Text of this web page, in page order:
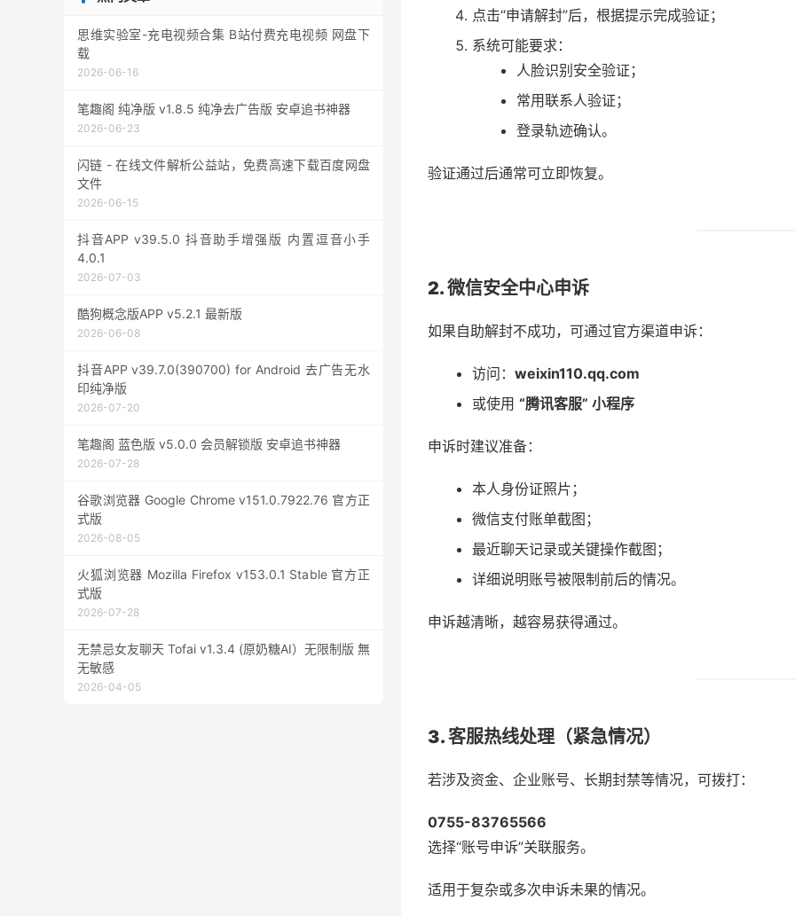
点击“申请解封”后，根据提示完成验证；
系统可能要求：
人脸识别安全验证；
常用联系人验证；
登录轨迹确认。
验证通过后通常可立即恢复。
2. 微信安全中心申诉
如果自助解封不成功，可通过官方渠道申诉：
访问： weixin110.qq.com
或使用 “腾讯客服” 小程序
申诉时建议准备：
本人身份证照片；
微信支付账单截图；
最近聊天记录或关键操作截图；
详细说明账号被限制前后的情况。
申诉越清晰，越容易获得通过。
3. 客服热线处理（紧急情况）
若涉及资金、企业账号、长期封禁等情况，可拨打：
0755-83765566
选择“账号申诉”关联服务。
适用于复杂或多次申诉未果的情况。
思维实验室-充电视频合集 B站付费充电视频 网盘下
载
2026-06-16
笔趣阁 纯净版 v1.8.5 纯净去广告版 安卓追书神器
2026-06-23
闪链 - 在线文件解析公益站，免费高速下载百度网盘
文件
2026-06-15
抖音APP v39.5.0 抖音助手增强版 内置逗音小手
4.0.1
2026-07-03
酷狗概念版APP v5.2.1 最新版
2026-06-08
抖音APP v39.7.0(390700) for Android 去广告无水
印纯净版
2026-07-20
笔趣阁 蓝色版 v5.0.0 会员解锁版 安卓追书神器
2026-07-28
谷歌浏览器 Google Chrome v151.0.7922.76 官方正
式版
2026-08-05
火狐浏览器 Mozilla Firefox v153.0.1 Stable 官方正
式版
2026-07-28
无禁忌女友聊天 Tofai v1.3.4 (原奶糖AI）无限制版 無
无敏感
2026-04-05